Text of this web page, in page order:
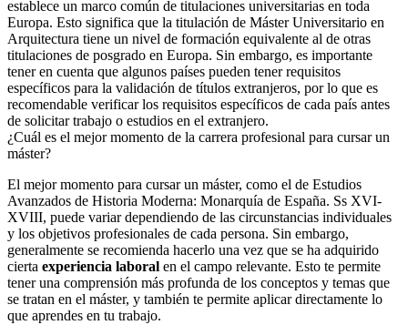
establece un marco común de titulaciones universitarias en toda
Europa. Esto significa que la titulación de Máster Universitario en
Arquitectura tiene un nivel de formación equivalente al de otras
titulaciones de posgrado en Europa. Sin embargo, es importante
tener en cuenta que algunos países pueden tener requisitos
específicos para la validación de títulos extranjeros, por lo que es
recomendable verificar los requisitos específicos de cada país antes
de solicitar trabajo o estudios en el extranjero.
¿Cuál es el mejor momento de la carrera profesional para cursar un
máster?
El mejor momento para cursar un máster, como el de Estudios
Avanzados de Historia Moderna: Monarquía de España. Ss XVI-
XVIII, puede variar dependiendo de las circunstancias individuales
y los objetivos profesionales de cada persona. Sin embargo,
generalmente se recomienda hacerlo una vez que se ha adquirido
cierta experiencia laboral en el campo relevante. Esto te permite
tener una comprensión más profunda de los conceptos y temas que
se tratan en el máster, y también te permite aplicar directamente lo
que aprendes en tu trabajo.